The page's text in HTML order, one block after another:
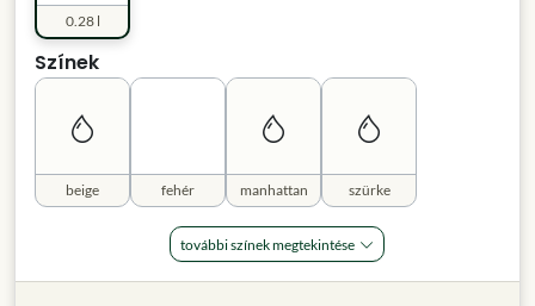
0.28 l
Színek
beige fehér manhattan szürke
további színek megtekintése